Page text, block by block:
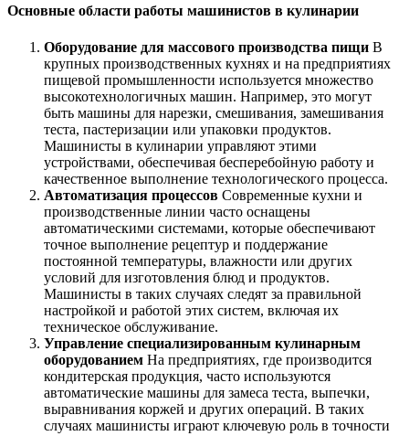
Основные области работы машинистов в кулинарии
Оборудование для массового производства пищи В
крупных производственных кухнях и на предприятиях
пищевой промышленности используется множество
высокотехнологичных машин. Например, это могут
быть машины для нарезки, смешивания, замешивания
теста, пастеризации или упаковки продуктов.
Машинисты в кулинарии управляют этими
устройствами, обеспечивая бесперебойную работу и
качественное выполнение технологического процесса.
Автоматизация процессов Современные кухни и
производственные линии часто оснащены
автоматическими системами, которые обеспечивают
точное выполнение рецептур и поддержание
постоянной температуры, влажности или других
условий для изготовления блюд и продуктов.
Машинисты в таких случаях следят за правильной
настройкой и работой этих систем, включая их
техническое обслуживание.
Управление специализированным кулинарным
оборудованием На предприятиях, где производится
кондитерская продукция, часто используются
автоматические машины для замеса теста, выпечки,
выравнивания коржей и других операций. В таких
случаях машинисты играют ключевую роль в точности